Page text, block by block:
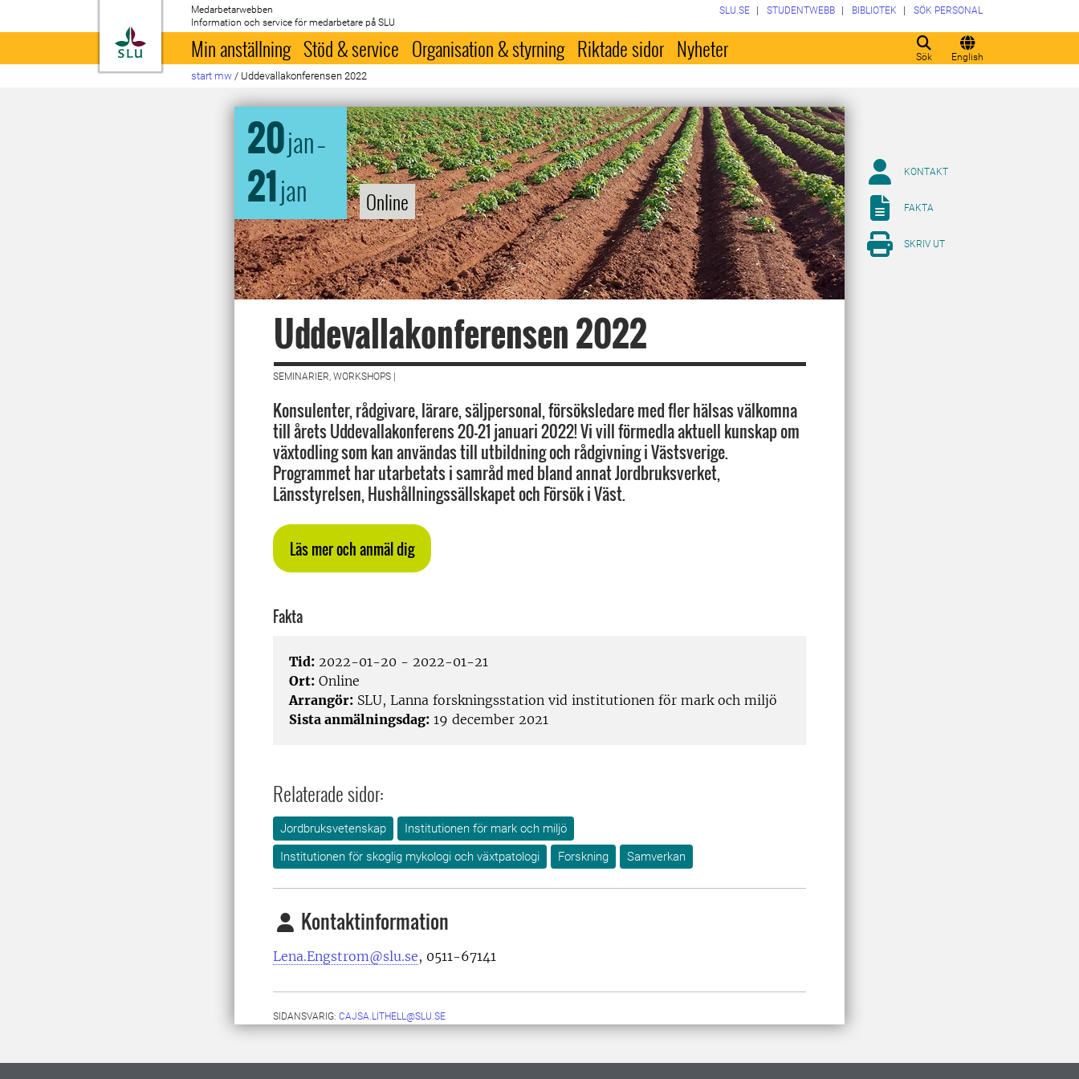
Till startsida
Medarbetarwebben
Information och service för medarbetare på SLU
Sök English
SLU.SE STUDENTWEBB BIBLIOTEK SÖK PERSONAL
Min anställning Stöd & service Organisation & styrning Riktade sidor Nyheter
start mw / Uddevallakonferensen 2022
20jan–
21jan Online
Uddevallakonferensen 2022
SEMINARIER, WORKSHOPS |
Konsulenter, rådgivare, lärare, säljpersonal, försöksledare med fler hälsas välkomna
till årets Uddevallakonferens 20-21 januari 2022! Vi vill förmedla aktuell kunskap om
växtodling som kan användas till utbildning och rådgivning i Västsverige.
Programmet har utarbetats i samråd med bland annat Jordbruksverket,
Länsstyrelsen, Hushållningssällskapet och Försök i Väst.
Läs mer och anmäl dig
Fakta
Tid: 2022-01-20 - 2022-01-21
Ort: Online
Arrangör: SLU, Lanna forskningsstation vid institutionen för mark och miljö
Sista anmälningsdag: 19 december 2021
Relaterade sidor:
Jordbruksvetenskap
Institutionen för mark och miljö
Institutionen för skoglig mykologi och växtpatologi
Forskning Samverkan
Kontaktinformation
Lena.Engstrom@slu.se, 0511-67141
SIDANSVARIG: CAJSA.LITHELL@SLU.SE
KONTAKT
FAKTA
SKRIV UT